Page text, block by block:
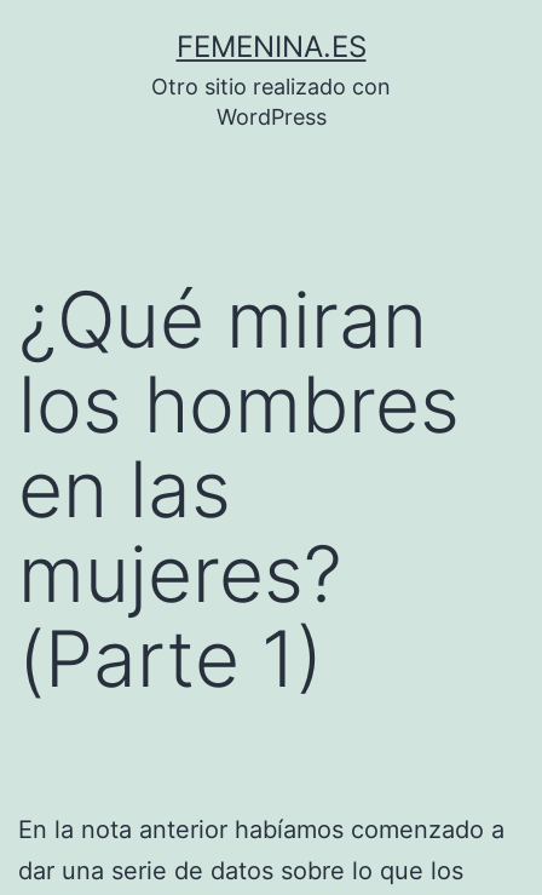
FEMENINA.ES
Otro sitio realizado con
WordPress
¿Qué miran
los hombres
en las
mujeres?
(Parte 1)
En la nota anterior habíamos comenzado a
dar una serie de datos sobre lo que los